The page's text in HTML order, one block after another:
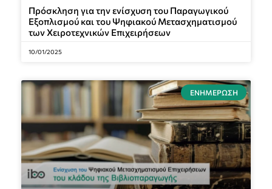
Πρόσκληση για την ενίσχυση του Παραγωγικού
Εξοπλισμού και του Ψηφιακού Μετασχηματισμού
των Χειροτεχνικών Επιχειρήσεων
10/01/2025
ΕΝΗΜΈΡΩΣΗ